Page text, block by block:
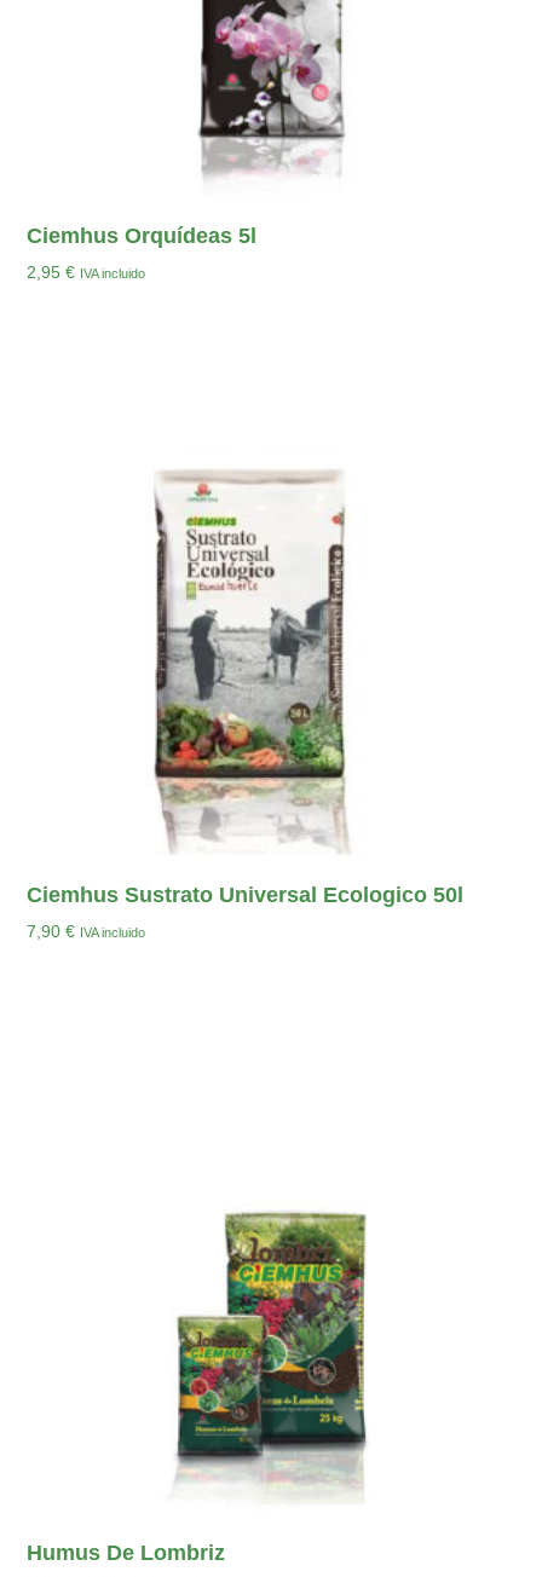
Ciemhus Orquídeas 5l
2,95€ IVA incluido
Ciemhus Sustrato Universal Ecologico 50l
7,90€ IVA incluido
Humus De Lombriz